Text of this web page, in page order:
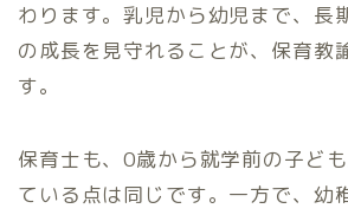
わります。乳児から幼児まで、長
の成長を見守れることが、保育教
す。
保育士も、0歳から就学前の子ど
ている点は同じです。一方で、幼